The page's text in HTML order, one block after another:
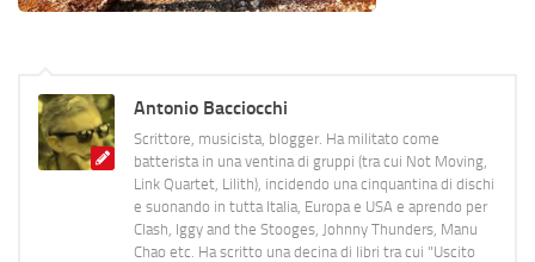
Antonio Bacciocchi
Scrittore, musicista, blogger. Ha militato come
batterista in una ventina di gruppi (tra cui Not Moving,
Link Quartet, Lilith), incidendo una cinquantina di dischi
e suonando in tutta Italia, Europa e USA e aprendo per
Clash, Iggy and the Stooges, Johnny Thunders, Manu
Chao etc. Ha scritto una decina di libri tra cui "Uscito